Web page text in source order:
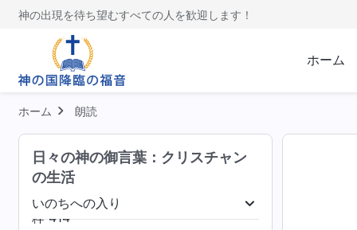
神の出現を待ち望むすべての人を歓迎します！
ホーム
ホーム 朗読
日々の神の御言葉：クリスチャン
の生活
いのちへの入り
を暴く いのちへの入り 終着点と結末
日々の神の御言葉: いのちへの入り | 抜
粋 411
粋 412
日々の神の御言葉: いのちへの入り | 抜
粋 413
日々の神の御言葉: いのちへの入り | 抜
粋 414